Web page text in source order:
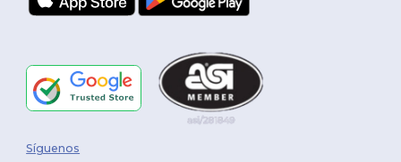
Síguenos